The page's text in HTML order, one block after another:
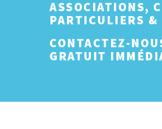
ASSOCIATIONS,
PARTICULIERS &
CONTACTEZ-
GRATUIT